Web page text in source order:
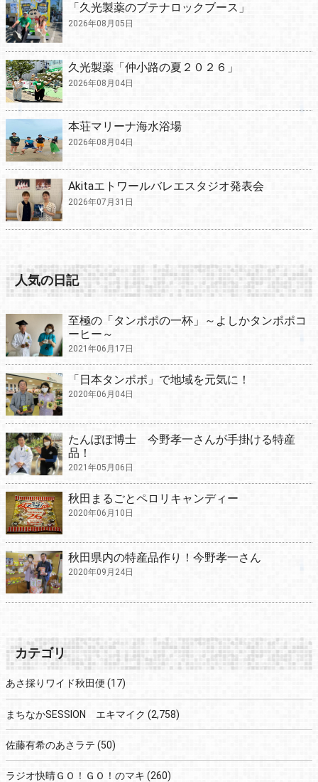
「久光製薬のブテナロックブース」
2026年08月05日
久光製薬「仲小路の夏２０２６」
2026年08月04日
本荘マリーナ海水浴場
2026年08月04日
Akitaエトワールバレエスタジオ発表会
2026年07月31日
人気の日記
至極の「タンポポの一杯」～よしかタンポポコ
ーヒー～
2021年06月17日
「日本タンポポ」で地域を元気に！
2020年06月04日
たんぽぽ博士 今野孝一さんが手掛ける特産
品！
2021年05月06日
秋田まるごとペロリキャンディー
2020年06月10日
秋田県内の特産品作り！今野孝一さん
2020年09月24日
カテゴリ
あさ採りワイド秋田便 (17)
まちなかSESSION エキマイク (2,758)
佐藤有希のあさラテ (50)
ラジオ快晴ＧＯ！ＧＯ！のマキ (260)